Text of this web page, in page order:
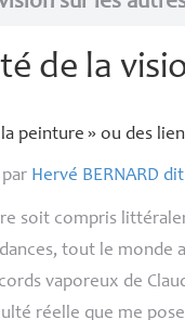
de la
peinture » ou des
par Hervé BERNARD dit
soit compris
tout le monde
vaporeux de
réelle que me